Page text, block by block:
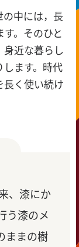
中には，長
。そのひと
近な暮らし
ます。時代
長く使い続け
、漆にか
う漆のメ
ままの樹